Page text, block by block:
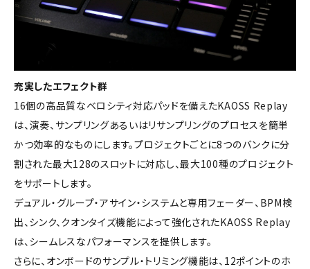
充実したエフェクト群
16個の高品質なベロシティ対応パッドを備えたKAOSS Replay
は、演奏、サンプリングあるいはリサンプリングのプロセスを簡単
かつ効率的なものにします。プロジェクトごとに8つのバンクに分
割された最大128のスロットに対応し、最大100種のプロジェクト
をサポートします。
デュアル・グループ・アサイン・システムと専用フェーダー、BPM検
出、シンク、クオンタイズ機能によって強化されたKAOSS Replay
は、シームレスなパフォーマンスを提供します。
さらに、オンボードのサンプル・トリミング機能は、12ポイントのホ